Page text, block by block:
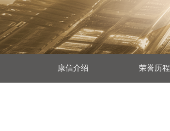
康信介绍 荣誉历程